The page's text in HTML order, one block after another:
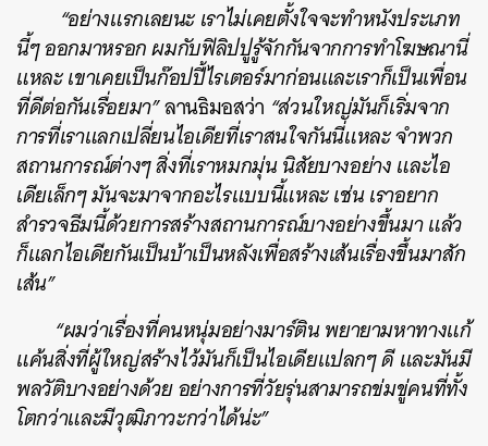
“อย่างแรกเลยนะ เราไม่เคยตั้งใจจะทำหนังประเภท
นี้ๆ ออกมาหรอก ผมกับฟิลิปปูรู้จักกันจากการทำโฆษณานี่
แหละ เขาเคยเป็นก๊อปปี้ไรเตอร์มาก่อนและเราก็เป็นเพื่อน
ที่ดีต่อกันเรื่อยมา”ลานธิมอสว่า “ส่วนใหญ่มันก็เริ่มจาก
การที่เราแลกเปลี่ยนไอเดียที่เราสนใจกันนี่แหละ จำพวก
สถานการณ์ต่างๆ สิ่งที่เราหมกมุ่น นิสัยบางอย่าง และไอ
เดียเล็กๆ มันจะมาจากอะไรแบบนี้แหละ เช่น เราอยาก
สำรวจธีมนี้ด้วยการสร้างสถานการณ์บางอย่างขึ้นมา แล้ว
ก็แลกไอเดียกันเป็นบ้าเป็นหลังเพื่อสร้างเส้นเรื่องขึ้นมาสัก
เส้น”
“ผมว่าเรื่องที่คนหนุ่มอย่างมาร์ติน พยายามหาทางแก้
แค้นสิ่งที่ผู้ใหญ่สร้างไว้มันก็เป็นไอเดียแปลกๆ ดี และมันมี
พลวัติบางอย่างด้วย อย่างการที่วัยรุ่นสามารถข่มขู่คนที่ทั้ง
โตกว่าและมีวุฒิภาวะกว่าได้น่ะ”